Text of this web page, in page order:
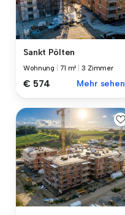
Sankt Pölten
Wohnung 71 m² |3 Zimmer
€ 574 Mehr sehen